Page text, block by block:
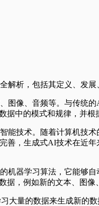
析，包括其定义、发展
像、音频等。与传统
中的模式和规律，并根
能技术。随着计算机技
善，生成式AI技术在近
器学习算法，它能够
，例如新的文本、图像
大量的数据来生成新的